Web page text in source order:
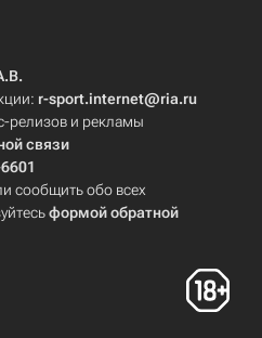
r-sport.internet@ria.ru
релизов и рекламы
связи
сообщить обо всех
формой обратной